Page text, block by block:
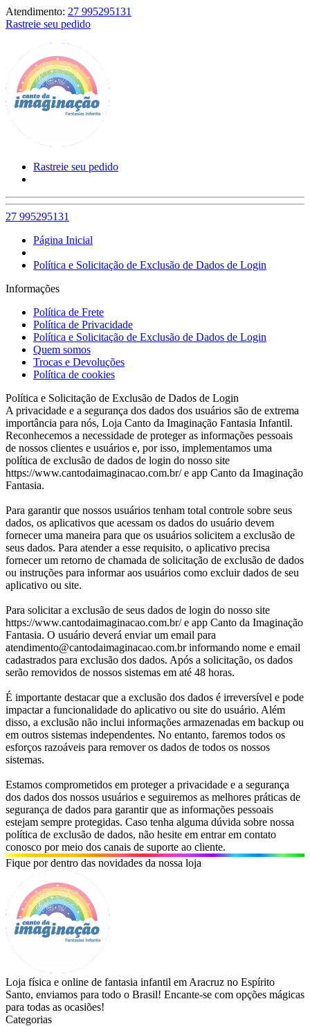
Atendimento: 27 995295131
Rastreie seu pedido
Rastreie seu pedido
27 995295131
Página Inicial
Política e Solicitação de Exclusão de Dados de Login
Informações
Política de Frete
Política de Privacidade
Política e Solicitação de Exclusão de Dados de Login
Quem somos
Trocas e Devoluções
Política de cookies
Política e Solicitação de Exclusão de Dados de Login
A privacidade e a segurança dos dados dos usuários são de extrema
importância para nós, Loja Canto da Imaginação Fantasia Infantil.
Reconhecemos a necessidade de proteger as informações pessoais
de nossos clientes e usuários e, por isso, implementamos uma
política de exclusão de dados de login do nosso site
https://www.cantodaimaginacao.com.br/ e app Canto da Imaginação
Fantasia.
Para garantir que nossos usuários tenham total controle sobre seus
dados, os aplicativos que acessam os dados do usuário devem
fornecer uma maneira para que os usuários solicitem a exclusão de
seus dados. Para atender a esse requisito, o aplicativo precisa
fornecer um retorno de chamada de solicitação de exclusão de dados
ou instruções para informar aos usuários como excluir dados de seu
aplicativo ou site.
Para solicitar a exclusão de seus dados de login do nosso site
https://www.cantodaimaginacao.com.br/ e app Canto da Imaginação
Fantasia. O usuário deverá enviar um email para
atendimento@cantodaimaginacao.com.br informando nome e email
cadastrados para exclusão dos dados. Após a solicitação, os dados
serão removidos de nossos sistemas em até 48 horas.
É importante destacar que a exclusão dos dados é irreversível e pode
impactar a funcionalidade do aplicativo ou site do usuário. Além
disso, a exclusão não inclui informações armazenadas em backup ou
em outros sistemas independentes. No entanto, faremos todos os
esforços razoáveis para remover os dados de todos os nossos
sistemas.
Estamos comprometidos em proteger a privacidade e a segurança
dos dados dos nossos usuários e seguiremos as melhores práticas de
segurança de dados para garantir que as informações pessoais
estejam sempre protegidas. Caso tenha alguma dúvida sobre nossa
política de exclusão de dados, não hesite em entrar em contato
conosco por meio dos canais de suporte ao cliente.
Fique por dentro das novidades da nossa loja
Loja física e online de fantasia infantil em Aracruz no Espírito
Santo, enviamos para todo o Brasil! Encante-se com opções mágicas
para todas as ocasiões!
Categorias